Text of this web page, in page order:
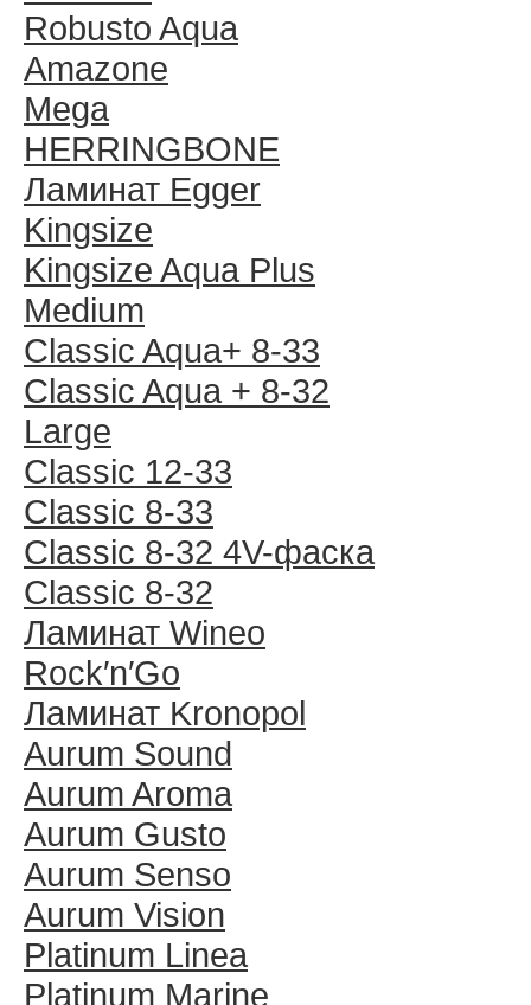
Robusto Aqua
Amazone
Mega
HERRINGBONE
Ламинат Egger
Kingsize
Kingsize Aqua Plus
Medium
Classic Aqua+ 8-33
Classic Aqua + 8-32
Large
Classic 12-33
Classic 8-33
Classic 8-32 4V-фаска
Classic 8-32
Ламинат Wineo
Rock′n′Go
Ламинат Kronopol
Aurum Sound
Aurum Aroma
Aurum Gusto
Aurum Senso
Aurum Vision
Platinum Linea
Platinum Marine